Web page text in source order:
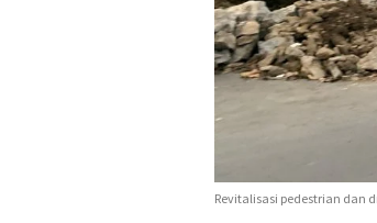
Revitalisasi pedestrian dan